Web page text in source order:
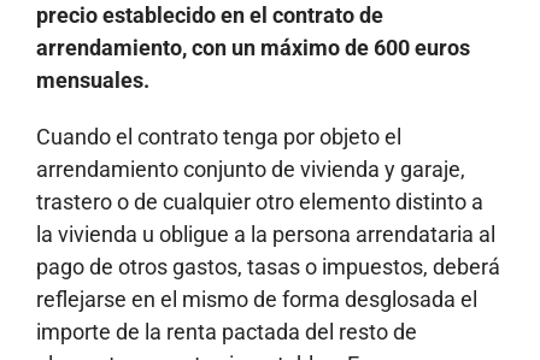
precio establecido en el contrato de
arrendamiento, con un máximo de 600 euros
mensuales.
Cuando el contrato tenga por objeto el
arrendamiento conjunto de vivienda y garaje,
trastero o de cualquier otro elemento distinto a
la vivienda u obligue a la persona arrendataria al
pago de otros gastos, tasas o impuestos, deberá
reflejarse en el mismo de forma desglosada el
importe de la renta pactada del resto de